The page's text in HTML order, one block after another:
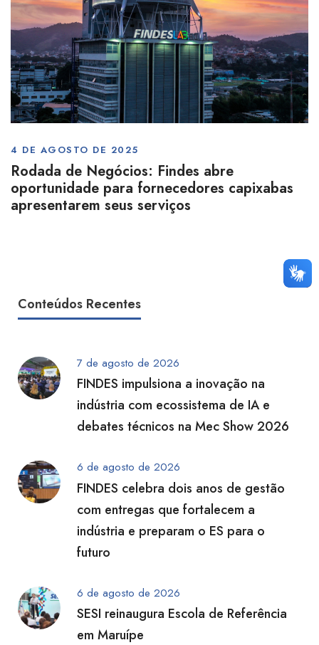
4 DE AGOSTO DE 2025
Rodada de Negócios: Findes abre
oportunidade para fornecedores capixabas
apresentarem seus serviços
Conteúdos Recentes
7 de agosto de 2026
FINDES impulsiona a inovação na
indústria com ecossistema de IA e
debates técnicos na Mec Show 2026
6 de agosto de 2026
FINDES celebra dois anos de gestão
com entregas que fortalecem a
indústria e preparam o ES para o
futuro
6 de agosto de 2026
SESI reinaugura Escola de Referência
em Maruípe